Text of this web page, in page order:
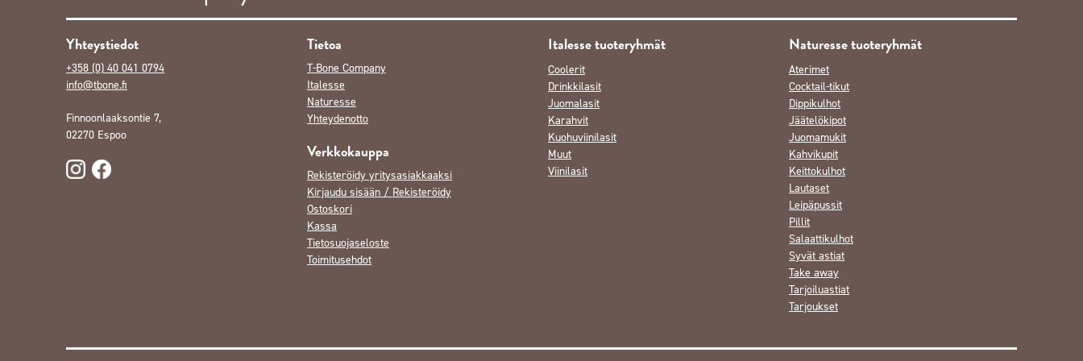
Yhteystiedot
+358 (0) 40 041 0794
info@tbone.fi
Finnoonlaaksontie 7,
02270 Espoo
Tietoa
T-Bone Company
Italesse
Naturesse
Yhteydenotto
Verkkokauppa
Rekisteröidy yritysasiakkaaksi
Kirjaudu sisään / Rekisteröidy
Ostoskori
Kassa
Tietosuojaseloste
Toimitusehdot
Italesse tuoteryhmät
Coolerit
Drinkkilasit
Juomalasit
Karahvit
Kuohuviinilasit
Muut
Viinilasit
Naturesse tuoteryhmät
Aterimet
Cocktail-tikut
Dippikulhot
Jäätelökipot
Juomamukit
Kahvikupit
Keittokulhot
Lautaset
Leipäpussit
Pillit
Salaattikulhot
Syvät astiat
Take away
Tarjoiluastiat
Tarjoukset